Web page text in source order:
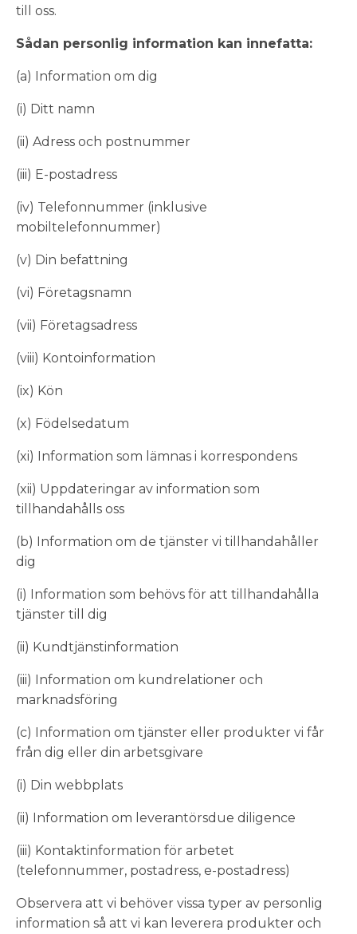
till oss.
Sådan personlig information kan innefatta:
(a) Information om dig
(i) Ditt namn
(ii) Adress och postnummer
(iii) E-postadress
(iv) Telefonnummer (inklusive
mobiltelefonnummer)
(v) Din befattning
(vi) Företagsnamn
(vii) Företagsadress
(viii) Kontoinformation
(ix) Kön
(x) Födelsedatum
(xi) Information som lämnas i korrespondens
(xii) Uppdateringar av information som
tillhandahålls oss
(b) Information om de tjänster vi tillhandahåller
dig
(i) Information som behövs för att tillhandahålla
tjänster till dig
(ii) Kundtjänstinformation
(iii) Information om kundrelationer och
marknadsföring
(c) Information om tjänster eller produkter vi får
från dig eller din arbetsgivare
(i) Din webbplats
(ii) Information om leverantörsdue diligence
(iii) Kontaktinformation för arbetet
(telefonnummer, postadress, e-postadress)
Observera att vi behöver vissa typer av personlig
information så att vi kan leverera produkter och